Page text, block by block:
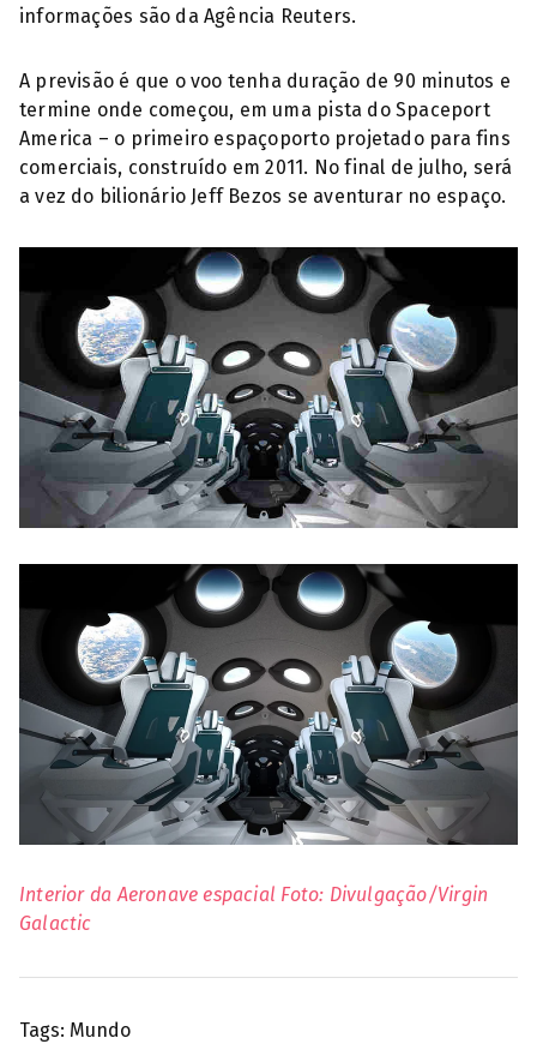
informações são da Agência Reuters.
A previsão é que o voo tenha duração de 90 minutos e
termine onde começou, em uma pista do Spaceport
America – o primeiro espaçoporto projetado para fins
comerciais, construído em 2011. No final de julho, será
a vez do bilionário Jeff Bezos se aventurar no espaço.
Interior da Aeronave espacial Foto: Divulgação/Virgin
Galactic
Tags: Mundo